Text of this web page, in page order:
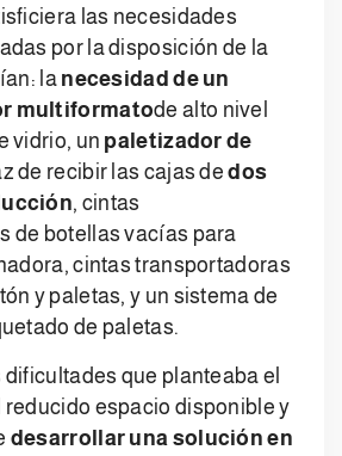
las necesidades
por la disposición de la
la necesidad de un
multiformatode alto nivel
vidrio, un paletizador de
de recibir las cajas dedos
, cintas
de botellas vacías para
cintas transportadoras
y paletas, y un sistema de
de paletas.
que planteaba el
reducido espacio disponible y
desarrollar una solución en